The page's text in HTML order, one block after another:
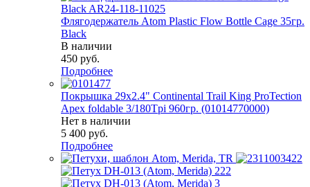
Флягодержатель Atom Plastic Flow Bottle Cage 35гр.
Black
В наличии
450 руб.
Подробнее
Покрышка 29x2.4" Continental Trail King ProTection
Apex foldable 3/180Tpi 960гр. (01014770000)
Нет в наличии
5 400 руб.
Подробнее